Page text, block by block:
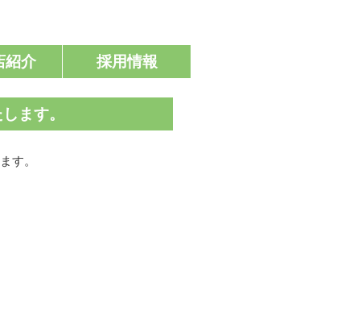
紹介 採用情報
ます。
す。